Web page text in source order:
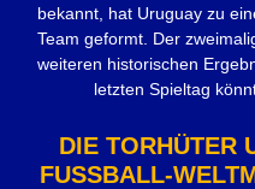
bekannt, hat Uruguay zu
Team geformt. Der
weiteren historischen
letzten Spieltag
DIE TORHÜTER
FUSSBALL-